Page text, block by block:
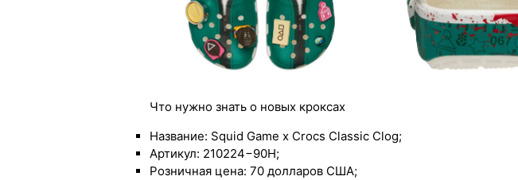
Что нужно знать о новых кроксах
Название: Squid Game x Crocs Classic Clog;
Артикул: 210224−90H;
Розничная цена: 70 долларов США;